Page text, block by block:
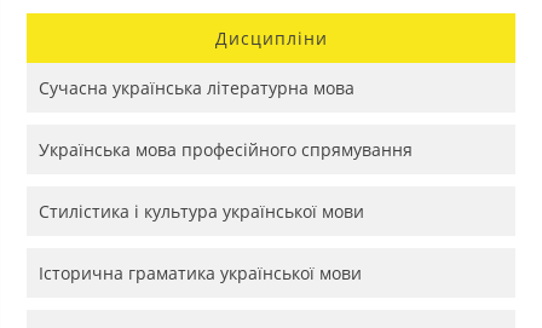
Дисципліни
Сучасна українська літературна мова
Українська мова професійного спрямування
Стилістика і культура української мови
Історична граматика української мови